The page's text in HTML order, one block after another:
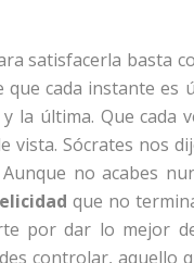
satisfacerla basta
que cada instante es
la última. Que cada
vista. Sócrates nos
no acabes
que no
por dar lo mejor
controlar, aquello